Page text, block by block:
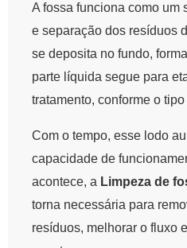
A fossa funciona como um
e separação dos resíduos
se deposita no fundo,
parte líquida segue para
tratamento, conforme o
Com o tempo, esse lodo
capacidade de
acontece, a Limpeza de
torna necessária para
resíduos, melhorar o fluxo